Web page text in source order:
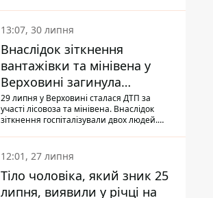
13:07, 30 липня
Внаслідок зіткнення
вантажівки та мінівена у
Верховині загинула
пасажирка, водійка - у
лікарні
29 липня у Верховині сталася ДТП за
участі лісовоза та мінівена. Внаслідок
зіткнення госпіталізували двох людей.
Також травми отримала водійка
автомобіля.
12:01, 27 липня
Тіло чоловіка, який зник 25
липня, виявили у річці на